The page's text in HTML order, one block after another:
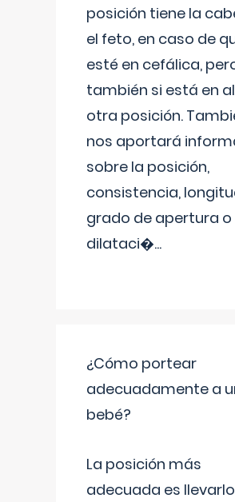
posición tiene la
el feto, en caso de
esté en cefálica,
también si está en
otra posición.
nos aportará
sobre la posición,
consistencia,
grado de apertura o
dilataci�...
¿Cómo portear
adecuadamente a
bebé?
La posición más
adecuada es